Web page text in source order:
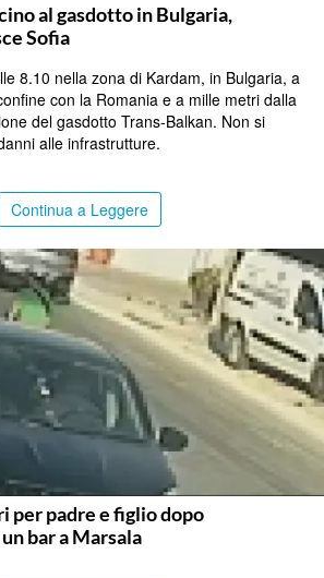
al gasdotto in Bulgaria,
Sofia
8.10 nella zona di Kardam, in Bulgaria, a
con la Romania e a mille metri dalla
del gasdotto Trans-Balkan. Non si
alle infrastrutture.
Continua a Leggere
padre e figlio dopo
bar a Marsala